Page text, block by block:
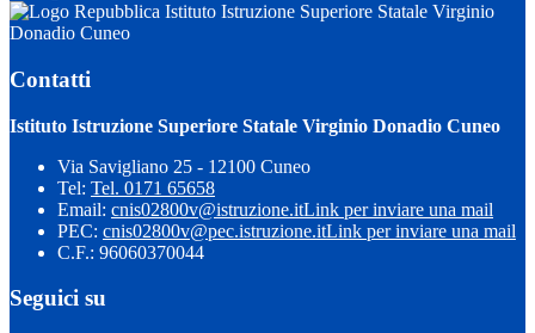
Istituto Istruzione Superiore Statale Virginio
Donadio Cuneo
Contatti
Istituto Istruzione Superiore Statale Virginio Donadio Cuneo
Via Savigliano 25 - 12100 Cuneo
Tel: Tel. 0171 65658
Email: cnis02800v@istruzione.itLink per inviare una mail
PEC: cnis02800v@pec.istruzione.itLink per inviare una mail
C.F.: 96060370044
Seguici su